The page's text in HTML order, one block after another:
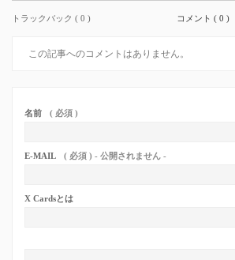
トラックバック ( 0 ) コメント ( 0 )
この記事へのコメントはありません。
名前 ( 必須 )
E-MAIL ( 必須 ) - 公開されません -
X Cardsとは